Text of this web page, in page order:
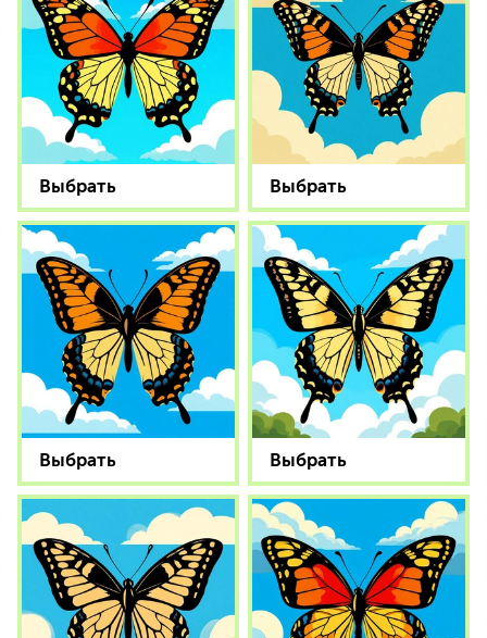
Выбрать Выбрать
Выбрать Выбрать